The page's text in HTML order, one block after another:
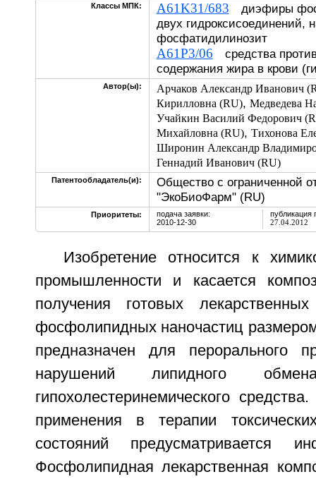
Классы МПК: A61K31/683 диэфиры
двух гидроксисоединений,
фосфатидилинозит
A61P3/06 средства
содержания жира в крови
Автор(ы):
Арчаков Александр Иванович
Кирилловна (RU), Медведева
Учайкин Василий Федорович
Михайловна (RU), Тихонова
Широнин Александр
Геннадий Иванович (RU)
Патентообладатель(и):
Общество с ограниченной
"ЭкоБиоФарм" (RU)
Приоритеты:
подача заявки:
2010-12-30
публикация
27.04.2012
Изобретение относится к
промышленности и касается
получения готовых
фосфолипидных наночастиц
предназначен для перорального
нарушений липидного
гипохолестеринемического
применения в терапии
состояний предусматривается
Фосфолипидная лекарственная